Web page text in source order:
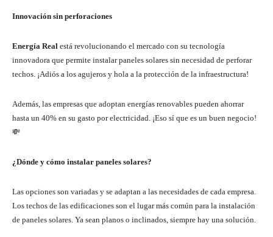
Innovación sin perforaciones
Energía Real está revolucionando el mercado con su tecnología
innovadora que permite instalar paneles solares sin necesidad de perforar
techos. ¡Adiós a los agujeros y hola a la protección de la infraestructura!
Además, las empresas que adoptan energías renovables pueden ahorrar
hasta un 40% en su gasto por electricidad. ¡Eso sí que es un buen negocio!
💸
¿Dónde y cómo instalar paneles solares?
Las opciones son variadas y se adaptan a las necesidades de cada empresa.
Los techos de las edificaciones son el lugar más común para la instalación
de paneles solares. Ya sean planos o inclinados, siempre hay una solución.